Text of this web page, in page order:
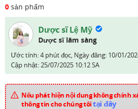
0 sản phẩm
Dược sĩ Lệ Mỹ
Dược sĩ lâm sàng
Ước tính: 4 phút đọc, Ngày đăng: 10/01/
Cập nhật:25/07/2025 10:12 SA
Nếu phát hiện nội dung không chính
thông tin cho chúng tôitại đây